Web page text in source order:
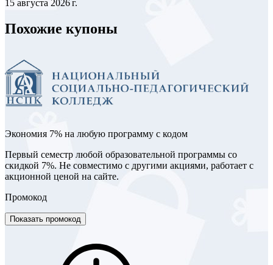
15 августа 2026 г.
Похожие купоны
Экономия 7% на любую программу с кодом
Первый семестр любой образовательной программы со
скидкой 7%. Не совместимо с другими акциями, работает с
акционной ценой на сайте.
Промокод
Показать промокод